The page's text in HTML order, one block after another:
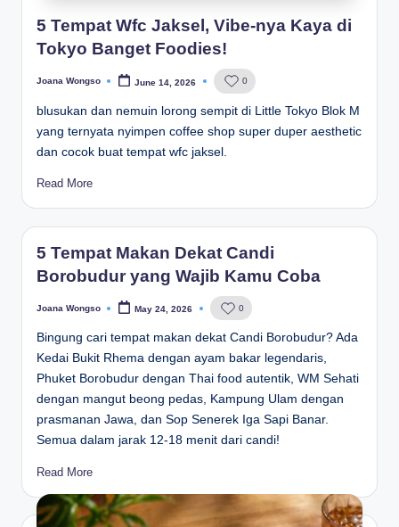
5 Tempat Wfc Jaksel, Vibe-nya Kaya di
Tokyo Banget Foodies!
Posted
Joana Wongso June 14, 2026 0
blusukan dan nemuin lorong sempit di Little Tokyo Blok M
yang ternyata nyimpen coffee shop super duper aesthetic
dan cocok buat tempat wfc jaksel.
Read More
5 Tempat Makan Dekat Candi
Borobudur yang Wajib Kamu Coba
Posted
Joana Wongso May 24, 2026 0
Bingung cari tempat makan dekat Candi Borobudur? Ada
Kedai Bukit Rhema dengan ayam bakar legendaris,
Phuket Borobudur dengan Thai food autentik, WM Sehati
dengan mangut beong pedas, Kampung Ulam dengan
prasmanan Jawa, dan Sop Senerek Iga Sapi Banar.
Semua dalam jarak 12-18 menit dari candi!
Read More